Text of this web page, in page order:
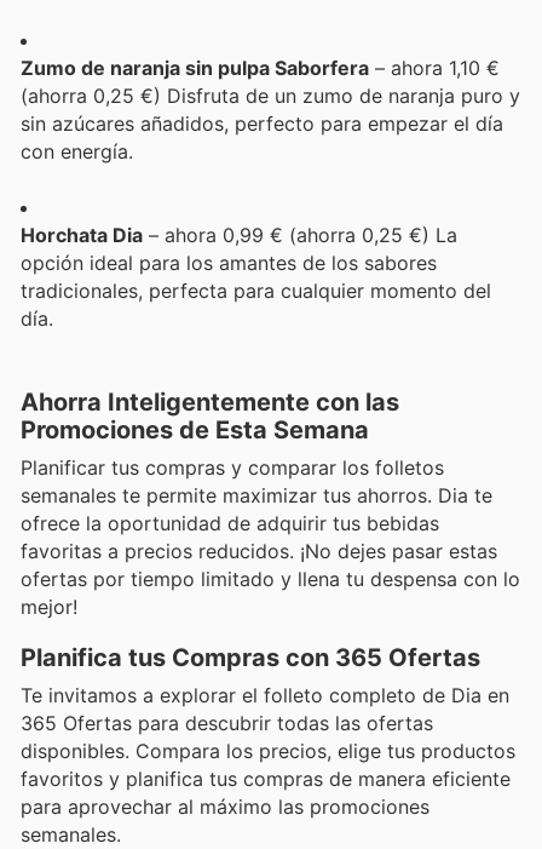
Zumo de naranja sin pulpa Saborfera – ahora 1,10 €
(ahorra 0,25 €) Disfruta de un zumo de naranja puro y
sin azúcares añadidos, perfecto para empezar el día
con energía.
Horchata Dia – ahora 0,99 € (ahorra 0,25 €) La
opción ideal para los amantes de los sabores
tradicionales, perfecta para cualquier momento del
día.
Ahorra Inteligentemente con las
Promociones de Esta Semana
Planificar tus compras y comparar los folletos
semanales te permite maximizar tus ahorros. Dia te
ofrece la oportunidad de adquirir tus bebidas
favoritas a precios reducidos. ¡No dejes pasar estas
ofertas por tiempo limitado y llena tu despensa con lo
mejor!
Planifica tus Compras con 365 Ofertas
Te invitamos a explorar el folleto completo de Dia en
365 Ofertas para descubrir todas las ofertas
disponibles. Compara los precios, elige tus productos
favoritos y planifica tus compras de manera eficiente
para aprovechar al máximo las promociones
semanales.